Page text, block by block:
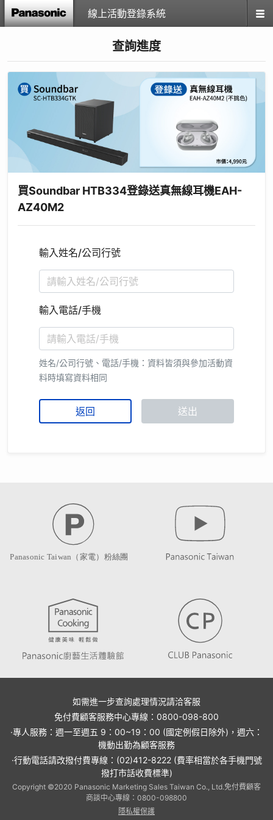
線上活動登錄系統
查詢進度
買Soundbar HTB334登錄送真無線耳機EAH-
AZ40M2
輸入姓名/公司行號
輸入電話/手機
姓名/公司行號、電話/手機：資料皆須與參加活動資
料時填寫資料相同
返回 送出
如需進一步查詢處理情況請洽客服
免付費顧客服務中心專線：0800-098-800
·專人服務：週一至週五 9：00~19：00 (國定例假日除外)，週六：
機動出勤為顧客服務
·行動電話請改撥付費專線：(02)412-8222 (費率相當於各手機門號
撥打市話收費標準)
Copyright ©2020 Panasonic Marketing Sales Taiwan Co., Ltd.免付費顧客
商談中心專線：0800-098800
隱私權保護